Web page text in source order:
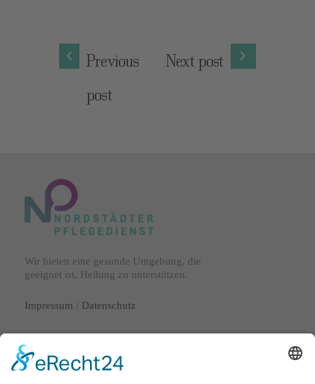
Previous
post
Next post
Wir bieten eine gesunde Umgebung, die
geeignet ist, Heilung zu unterstützen.
Impressum / Datenschutz
Lange Laube 29
30159 Hannover